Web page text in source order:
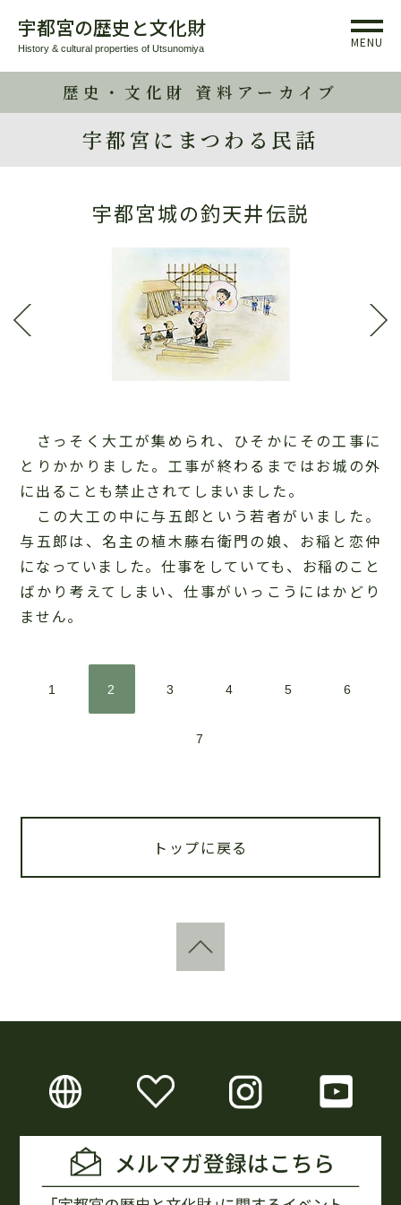
宇都宮の歴史と文化財
History & cultural properties of Utsunomiya MENU
歴史・文化財 資料アーカイブ
宇都宮にまつわる民話
宇都宮城の釣天井伝説
さっそく大工が集められ、ひそかにその工事に
とりかかりました。工事が終わるまではお城の外
に出ることも禁止されてしまいました。
この大工の中に与五郎という若者がいました。
与五郎は、名主の植木藤右衛門の娘、お稲と恋仲
になっていました。仕事をしていても、お稲のこと
ばかり考えてしまい、仕事がいっこうにはかどり
ません。
1 2 3 4 5 6
7
トップに戻る